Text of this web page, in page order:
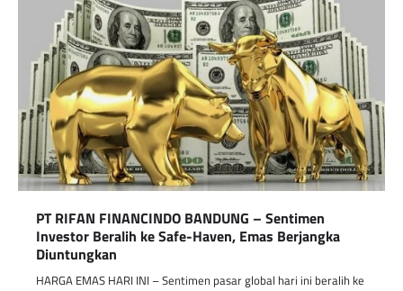
PT RIFAN FINANCINDO BANDUNG – Sentimen
Investor Beralih ke Safe-Haven, Emas Berjangka
Diuntungkan
HARGA EMAS HARI INI – Sentimen pasar global hari ini beralih ke